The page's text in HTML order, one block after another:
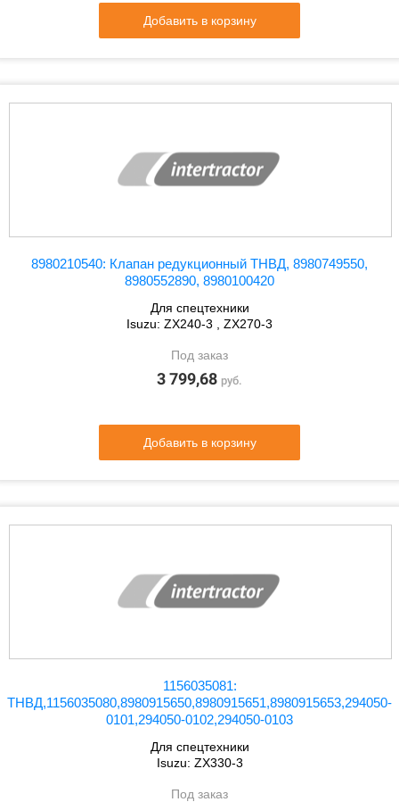
Добавить в корзину
8980210540: Клапан редукционный ТНВД, 8980749550,
8980552890, 8980100420
Для спецтехники
Isuzu: ZX240-3 , ZX270-3
Под заказ
3 799,68 руб.
Добавить в корзину
1156035081:
ТНВД,1156035080,8980915650,8980915651,8980915653,294050-
0101,294050-0102,294050-0103
Для спецтехники
Isuzu: ZX330-3
Под заказ